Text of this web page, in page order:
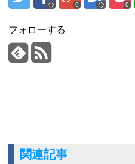
0 0
フォローする
関連記事